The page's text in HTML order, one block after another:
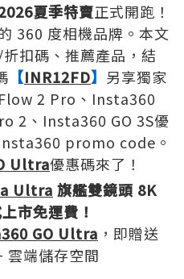
夏季特賣正式開跑！
360 度相機品牌。本文
扣碼、推薦產品，結
【INR12FD】 另享獨家
2 Pro、Insta360
2、Insta360 GO 3S優
promo code。
Ultra優惠碼來了！
Ultra 旗艦雙鏡頭 8K
市免運費！
GO Ultra ，即贈送
端儲存空間